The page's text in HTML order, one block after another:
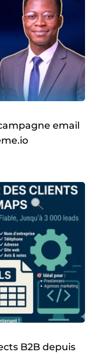
email
B2B depuis